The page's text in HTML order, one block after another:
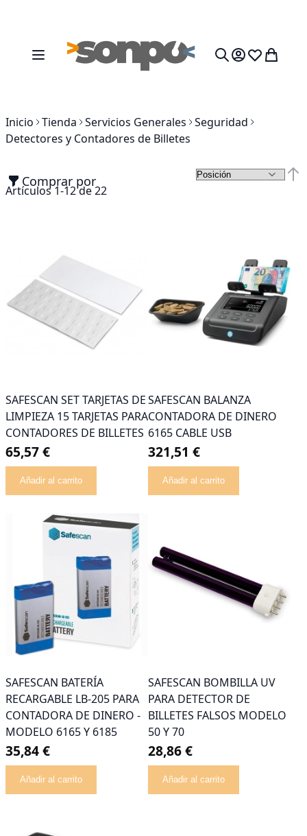
Toggle Nav Mi cesta
Inicio Tienda Servicios Generales Seguridad
Detectores y Contadores de Billetes
Comprar por
Artículos1-12de22
SAFESCAN SET TARJETAS DE
LIMPIEZA 15 TARJETAS PARA
CONTADORES DE BILLETES
65,57 €
Añadir al carrito
SAFESCAN BALANZA
CONTADORA DE DINERO
6165 CABLE USB
321,51 €
Añadir al carrito
SAFESCAN BATERÍA
RECARGABLE LB-205 PARA
CONTADORA DE DINERO -
MODELO 6165 Y 6185
35,84 €
Añadir al carrito
SAFESCAN BOMBILLA UV
PARA DETECTOR DE
BILLETES FALSOS MODELO
50 Y 70
28,86 €
Añadir al carrito